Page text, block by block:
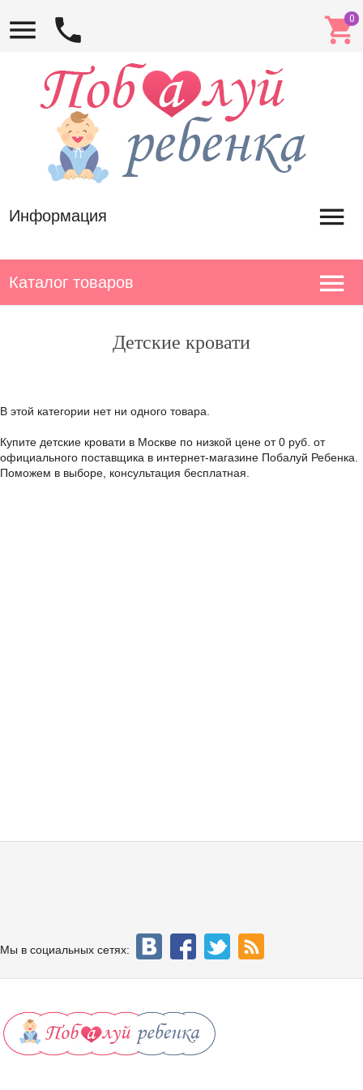
Информация
Каталог товаров
Детские кровати
В этой категории нет ни одного товара.
Купите детские кровати в Москве по низкой цене от 0 руб. от
официального поставщика в интернет-магазине Побалуй Ребенка.
Поможем в выборе, консультация бесплатная.
Мы в социальных сетях: